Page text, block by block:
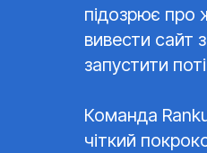
підозрює про
вивести сайт
запустити
Команда
чіткий